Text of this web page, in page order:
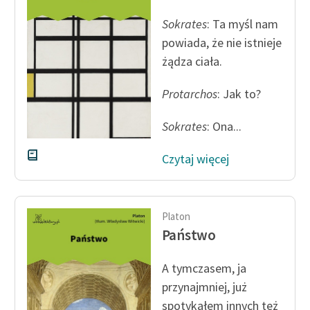
Ręce pełne poezji
twórców przechodzących
do domeny publicznej,
lektur szkolnych oraz
Odkurzamy bohaterów
Szkoła Poezji Wolnych
O nas
O projekcie
Zespół
Sokrates: Ta myśl nam
powiada, że nie istnieje
żądza ciała.
Protarchos: Jak to?
Sokrates: Ona...
Czytaj więcej
Platon
Państwo
A tymczasem, ja
przynajmniej, już
spotykałem innych też